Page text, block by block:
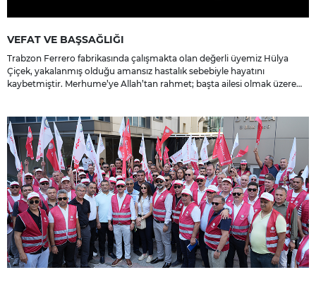
VEFAT VE BAŞSAĞLIĞI
Trabzon Ferrero fabrikasında çalışmakta olan değerli üyemiz Hülya
Çiçek, yakalanmış olduğu amansız hastalık sebebiyle hayatını
kaybetmiştir. Merhume’ye Allah’tan rahmet; başta ailesi olmak üzere